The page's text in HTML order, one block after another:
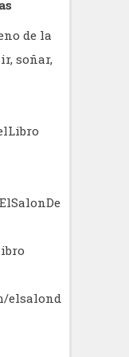
de la
soñar,
elsalond